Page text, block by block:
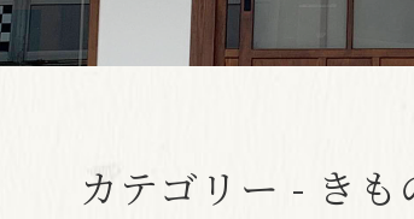
カテゴリー - き